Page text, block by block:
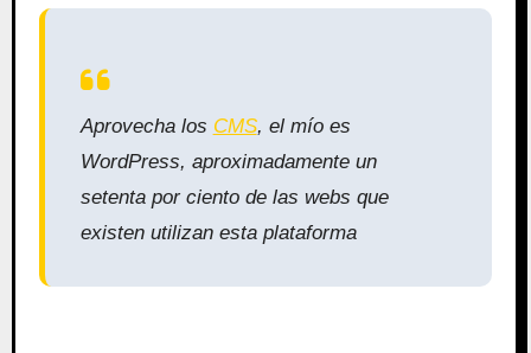
Aprovecha los CMS, el mío es
WordPress, aproximadamente un
setenta por ciento de las webs que
existen utilizan esta plataforma